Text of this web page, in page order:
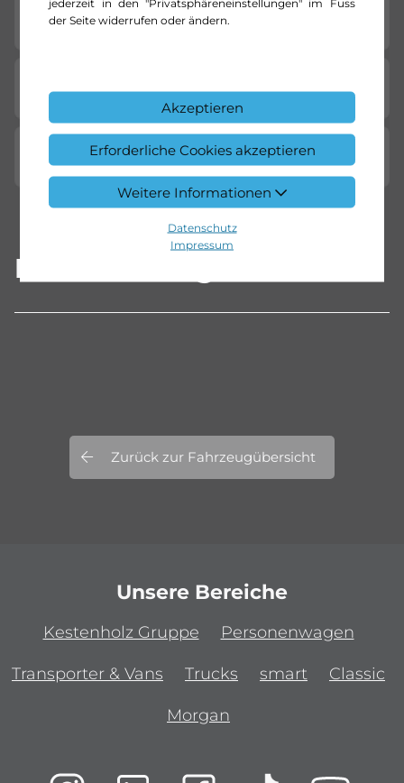
jederzeit in den "Privatsphäreneinstellungen" im Fuss
der Seite widerrufen oder ändern.
Akzeptieren
Erforderliche Cookies akzeptieren
Weitere Informationen
Datenschutz
Impressum
Fahrzeug-Merkmale
Garantieleistungen
Standort
Beschreibung
Zurück zur Fahrzeugübersicht
Unsere Bereiche
Kestenholz Gruppe Personenwagen
Transporter & Vans Trucks smart Classic
Morgan